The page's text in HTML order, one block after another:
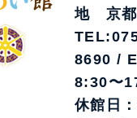
地 京都
8690 /
8:30〜
休館日